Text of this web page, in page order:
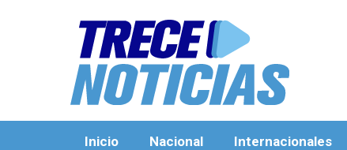
Inicio Nacional Internacionales